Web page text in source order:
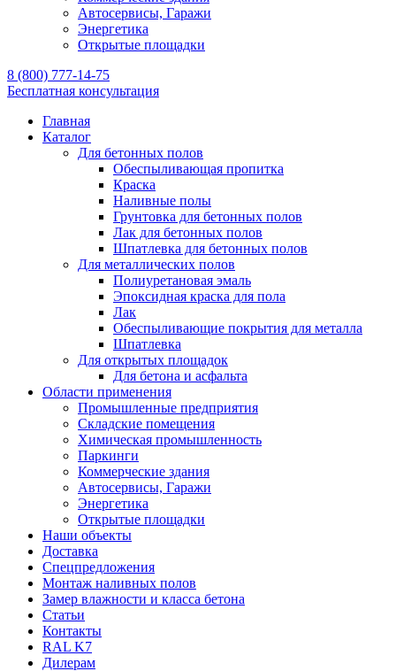
Автосервисы, Гаражи
Энергетика
Открытые площадки
8 (800) 777-14-75
Бесплатная консультация
Главная
Каталог
Для бетонных полов
Обеспыливающая пропитка
Краска
Наливные полы
Грунтовка для бетонных полов
Лак для бетонных полов
Шпатлевка для бетонных полов
Для металлических полов
Полиуретановая эмаль
Эпоксидная краска для пола
Лак
Обеспыливающие покрытия для металла
Шпатлевка
Для открытых площадок
Для бетона и асфальта
Области применения
Промышленные предприятия
Складские помещения
Химическая промышленность
Паркинги
Коммерческие здания
Автосервисы, Гаражи
Энергетика
Открытые площадки
Наши объекты
Доставка
Спецпредложения
Монтаж наливных полов
Замер влажности и класса бетона
Статьи
Контакты
RAL K7
Дилерам